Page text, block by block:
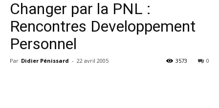
Changer par la PNL :
Rencontres Developpement
Personnel
Par Didier Pénissard - 22 avril 2005 0
3573